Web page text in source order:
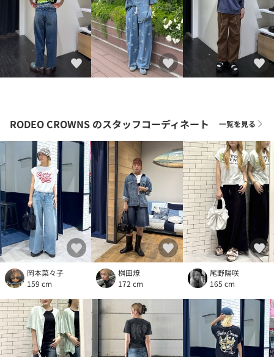
RODEO CROWNS のスタッフコーディネート 一覧を見る
岡本菜々子
159 cm
桝田燎
172 cm
尾野陽咲
165 cm